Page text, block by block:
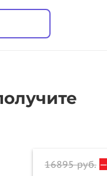
16895руб.